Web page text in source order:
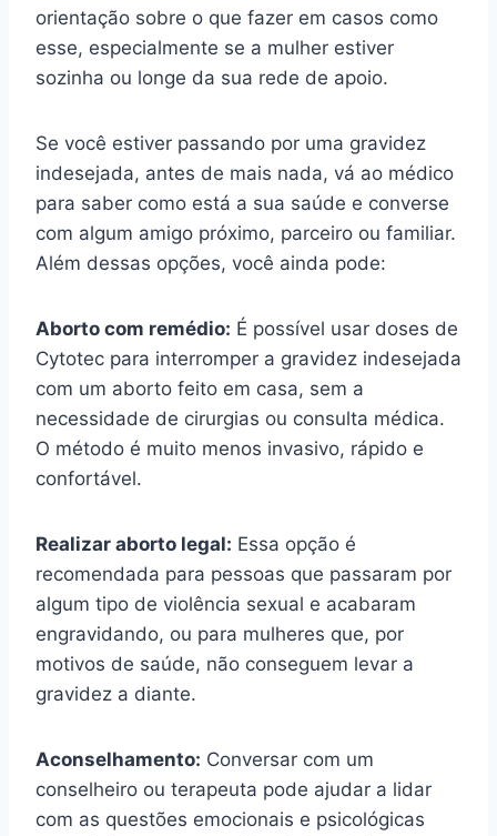
orientação sobre o que fazer em casos como
esse, especialmente se a mulher estiver
sozinha ou longe da sua rede de apoio.
Se você estiver passando por uma gravidez
indesejada, antes de mais nada, vá ao médico
para saber como está a sua saúde e converse
com algum amigo próximo, parceiro ou familiar.
Além dessas opções, você ainda pode:
Aborto com remédio: É possível usar doses de
Cytotec para interromper a gravidez indesejada
com um aborto feito em casa, sem a
necessidade de cirurgias ou consulta médica.
O método é muito menos invasivo, rápido e
confortável.
Realizar aborto legal: Essa opção é
recomendada para pessoas que passaram por
algum tipo de violência sexual e acabaram
engravidando, ou para mulheres que, por
motivos de saúde, não conseguem levar a
gravidez a diante.
Aconselhamento: Conversar com um
conselheiro ou terapeuta pode ajudar a lidar
com as questões emocionais e psicológicas